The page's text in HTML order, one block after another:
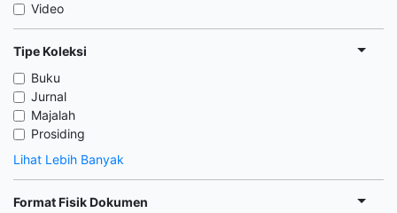
Video
Tipe Koleksi
Buku
Jurnal
Majalah
Prosiding
Lihat Lebih Banyak
Format Fisik Dokumen